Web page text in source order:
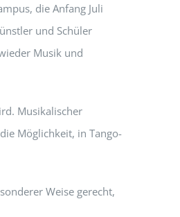
die Anfang Juli
und Schüler
Musik und
Musikalischer
Möglichkeit, in Tango-
Weise gerecht,